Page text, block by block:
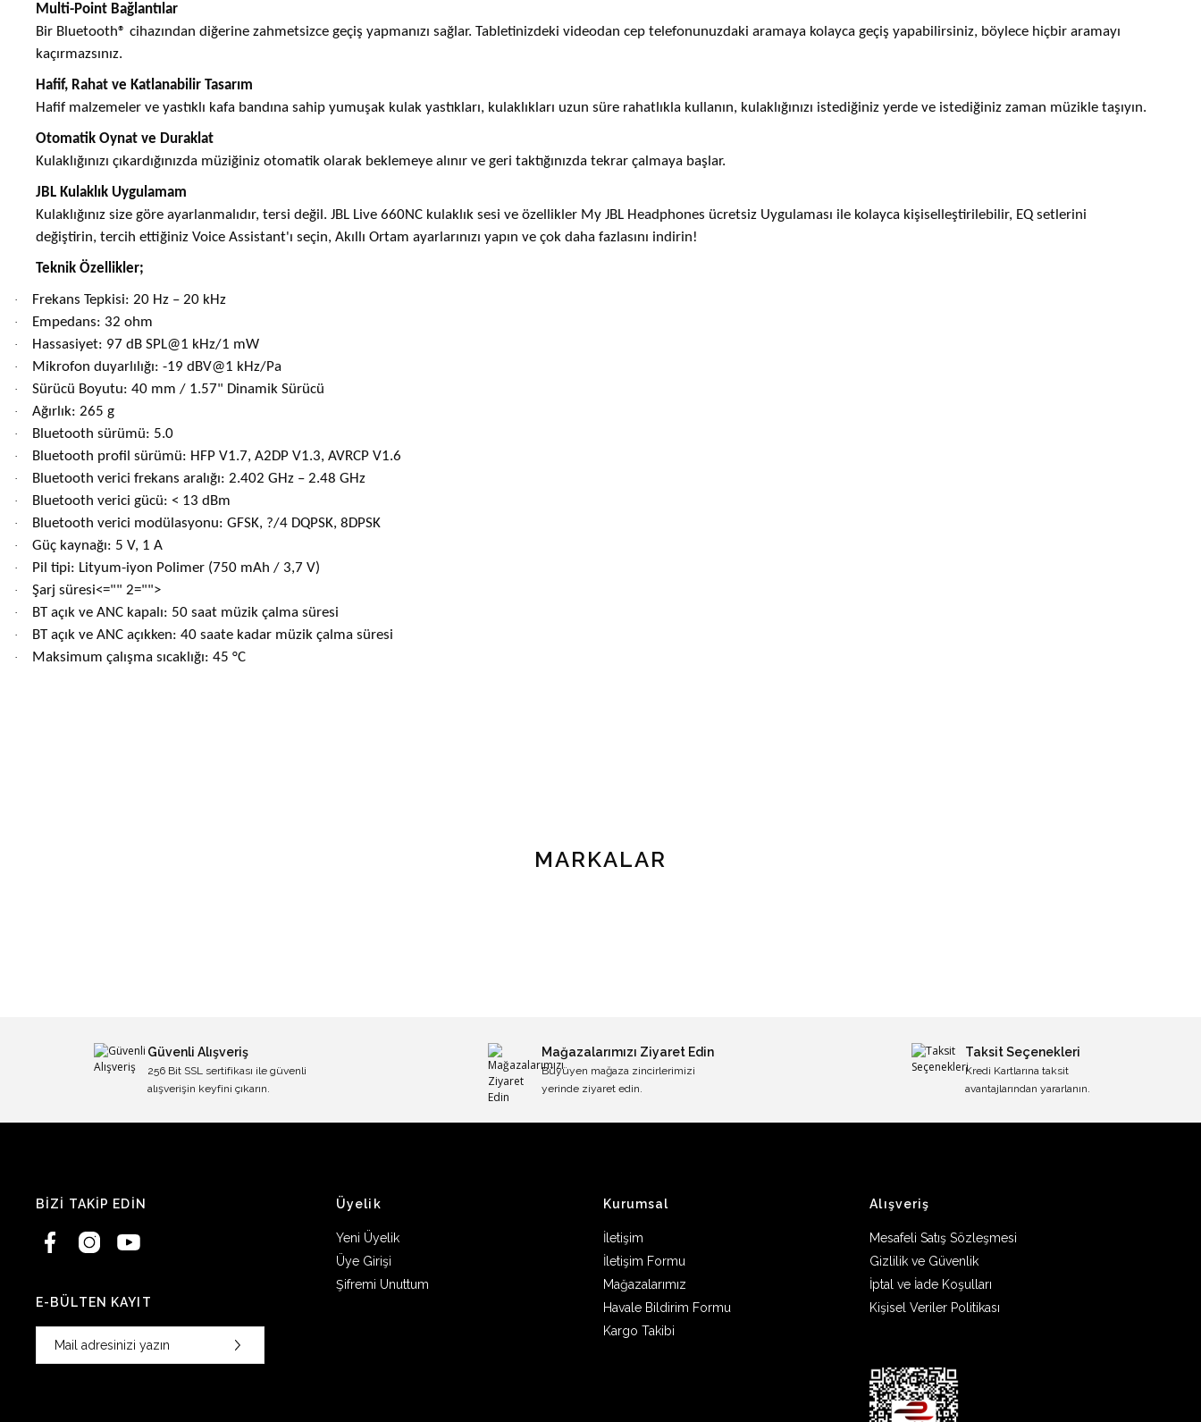
Multi-Point Bağlantılar
Bir Bluetooth® cihazından diğerine zahmetsizce geçiş yapmanızı sağlar. Tabletinizdeki videodan cep telefonunuzdaki aramaya kolayca geçiş yapabilirsiniz, böylece hiçbir aramayı
kaçırmazsınız.
Hafif, Rahat ve Katlanabilir Tasarım
Hafif malzemeler ve yastıklı kafa bandına sahip yumuşak kulak yastıkları, kulaklıkları uzun süre rahatlıkla kullanın, kulaklığınızı istediğiniz yerde ve istediğiniz zaman müzikle taşıyın.
Otomatik Oynat ve Duraklat
Kulaklığınızı çıkardığınızda müziğiniz otomatik olarak beklemeye alınır ve geri taktığınızda tekrar çalmaya başlar.
JBL Kulaklık Uygulamam
Kulaklığınız size göre ayarlanmalıdır, tersi değil. JBL Live 660NC kulaklık sesi ve özellikler My JBL Headphones ücretsiz Uygulaması ile kolayca kişiselleştirilebilir, EQ setlerini
değiştirin, tercih ettiğiniz Voice Assistant'ı seçin, Akıllı Ortam ayarlarınızı yapın ve çok daha fazlasını indirin!
Teknik Özellikler;
· Frekans Tepkisi: 20 Hz – 20 kHz
· Empedans: 32 ohm
· Hassasiyet: 97 dB SPL@1 kHz/1 mW
· Mikrofon duyarlılığı: -19 dBV@1 kHz/Pa
· Sürücü Boyutu: 40 mm / 1.57" Dinamik Sürücü
· Ağırlık: 265 g
· Bluetooth sürümü: 5.0
· Bluetooth profil sürümü: HFP V1.7, A2DP V1.3, AVRCP V1.6
· Bluetooth verici frekans aralığı: 2.402 GHz – 2.48 GHz
· Bluetooth verici gücü: < 13 dBm
· Bluetooth verici modülasyonu: GFSK, ?/4 DQPSK, 8DPSK
· Güç kaynağı: 5 V, 1 A
· Pil tipi: Lityum-iyon Polimer (750 mAh / 3,7 V)
· Şarj süresi<="" 2="">
· BT açık ve ANC kapalı: 50 saat müzik çalma süresi
· BT açık ve ANC açıkken: 40 saate kadar müzik çalma süresi
· Maksimum çalışma sıcaklığı: 45 °C
MARKALAR
Güvenli Alışveriş
256 Bit SSL sertifikası ile güvenli
alışverişin keyfini çıkarın.
Mağazalarımızı Ziyaret Edin
Büyüyen mağaza zincirlerimizi
yerinde ziyaret edin.
Taksit Seçenekleri
Kredi Kartlarına taksit
avantajlarından yararlanın.
BİZİ TAKİP EDİN
E-BÜLTEN KAYIT
Üyelik
Yeni Üyelik
Üye Girişi
Şifremi Unuttum
Kurumsal
İletişim
İletişim Formu
Mağazalarımız
Havale Bildirim Formu
Kargo Takibi
Alışveriş
Mesafeli Satış Sözleşmesi
Gizlilik ve Güvenlik
İptal ve İade Koşulları
Kişisel Veriler Politikası